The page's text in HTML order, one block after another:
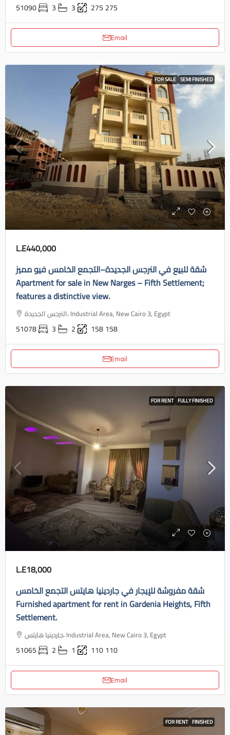
51090 3 3 275 275
Email
FOR SALE SEMI FINISHED
L.E440,000
شقة للبيع في النرجس الجديدة–التجمع الخامس فيو مميز
Apartment for sale in New Narges – Fifth Settlement;
features a distinctive view.
النرجس الجديدة، Industrial Area, New Cairo 3, Egypt
51078 3 2 158158
Email
FOR RENT FULLY FINISHED
L.E18,000
شقة مفروشة للإيجار في جاردينيا هايتس التجمع الخامس
Furnished apartment for rent in Gardenia Heights, Fifth
Settlement.
جاردينيا هايتس، Industrial Area, New Cairo 3, Egypt
51065 2 1 110110
Email
FOR RENT FINISHED